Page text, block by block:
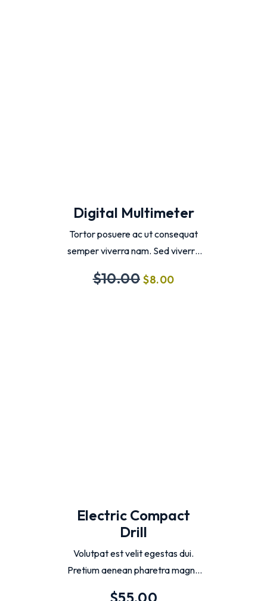
Digital Multimeter
Tortor posuere ac ut consequat
semper viverra nam. Sed viverra
tincidunt lobortis feugiat vivamus
$10.00 $8.00
Electric Compact
Drill
Volutpat est velit egestas dui.
Pretium aenean pharetra magna
$55.00